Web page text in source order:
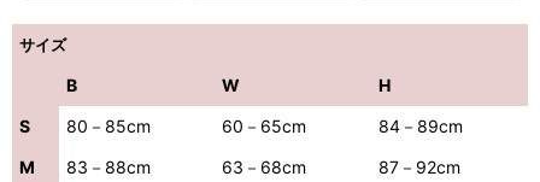
サイズ
B W
H
S
80－85cm 60－65cm
84－89cm
M
83－88cm 63－68cm
87－92cm